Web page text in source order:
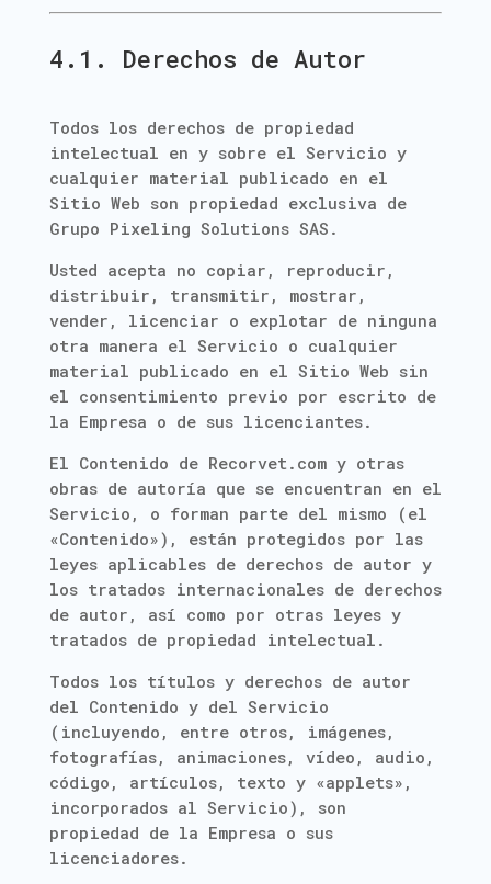
4.1. Derechos de Autor
Todos los derechos de propiedad
intelectual en y sobre el Servicio y
cualquier material publicado en el
Sitio Web son propiedad exclusiva de
Grupo Pixeling Solutions SAS.
Usted acepta no copiar, reproducir,
distribuir, transmitir, mostrar,
vender, licenciar o explotar de ninguna
otra manera el Servicio o cualquier
material publicado en el Sitio Web sin
el consentimiento previo por escrito de
la Empresa o de sus licenciantes.
El Contenido de Recorvet.com y otras
obras de autoría que se encuentran en el
Servicio, o forman parte del mismo (el
«Contenido»), están protegidos por las
leyes aplicables de derechos de autor y
los tratados internacionales de derechos
de autor, así como por otras leyes y
tratados de propiedad intelectual.
Todos los títulos y derechos de autor
del Contenido y del Servicio
(incluyendo, entre otros, imágenes,
fotografías, animaciones, vídeo, audio,
código, artículos, texto y «applets»,
incorporados al Servicio), son
propiedad de la Empresa o sus
licenciadores.